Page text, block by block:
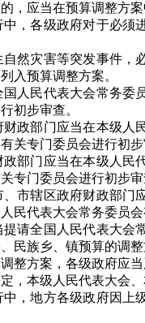
，应当在预算调整方
各级政府对于必须进
灾害等突发事件，
入预算调整方案。
民代表大会常务委
初步审查。
部门应当在本级人
关专门委员会进行初
门应当在本级人民
专门委员会进行初步
辖区政府财政部门
民代表大会常务委员
全国人民代表大会
民族乡、镇预算的调
案，各级政府应当
本级人民代表大会、
地方各级政府因上级